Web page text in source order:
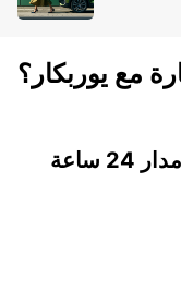
مع يوربكار؟